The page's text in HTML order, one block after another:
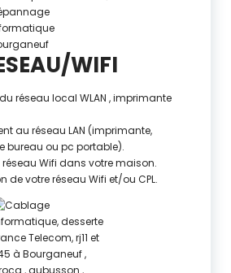
WIFI
réseau local WLAN , imprimante
au réseau LAN (imprimante,
bureau ou pc portable).
réseau Wifi dans votre maison.
de votre réseau Wifi et/ou CPL.